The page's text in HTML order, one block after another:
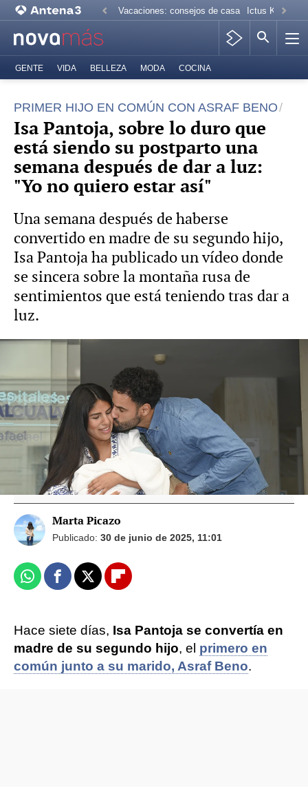
Vacaciones: consejos de casa Ictus Kiko
GENTE VIDA BELLEZA MODA COCINA
PRIMER HIJO EN COMÚN CON ASRAF BENO
Isa Pantoja, sobre lo duro que
está siendo su postparto una
semana después de dar a luz:
"Yo no quiero estar así"
Una semana después de haberse
convertido en madre de su segundo hijo,
Isa Pantoja ha publicado un vídeo donde
se sincera sobre la montaña rusa de
sentimientos que está teniendo tras dar a
luz.
Vídeo: Europa Press Foto: Gtres
Anabel Pantoja explica el motivo por el
que no conoce todavía al hijo de su prima,
Isa Pantoja
Marta Picazo
Publicado: 30 de junio de 2025, 11:01
WhatsappFacebook
X Flipboard
Hace siete días, Isa Pantoja se convertía en
madre de su segundo hijo, el primero en
común junto a su marido, Asraf Beno.